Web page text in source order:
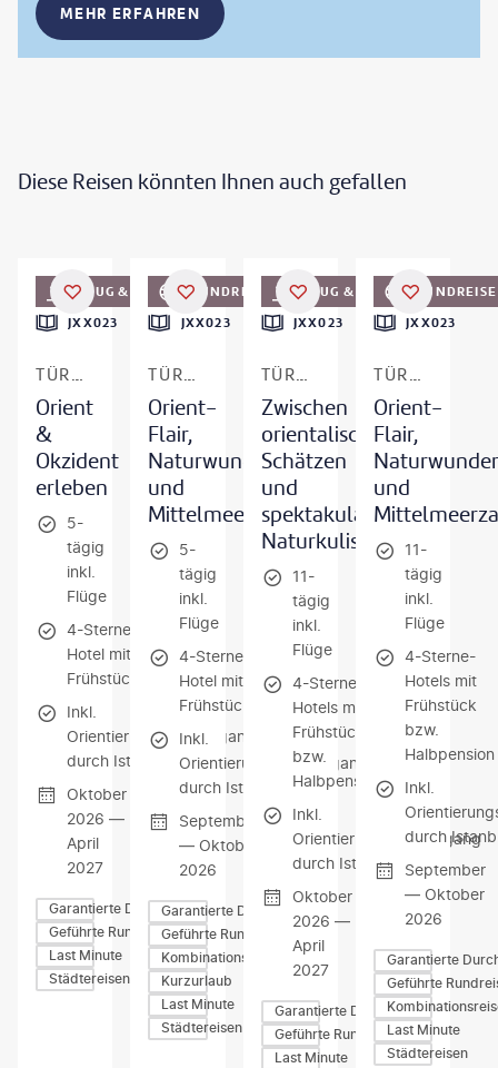
MEHR ERFAHREN
Diese Reisen könnten Ihnen auch gefallen
FLUG & HOTEL
JXX023
TÜRKEI - ISTANBUL
Orient
&
Okzident
erleben
5-
tägig
inkl.
Flüge
4-Sterne-
Hotel mit
Frühstück
Inkl.
Orientierungsspaziergang
durch Istanbul
Oktober
2026 —
April
2027
Garantierte Durchführung
Geführte Rundreisen
Last Minute
Städtereisen
RUNDREISE
JXX023
TÜRKEI - ISTANBUL
Orient-
Flair,
Naturwunder
und
Mittelmeerzauber
5-
tägig
inkl.
Flüge
4-Sterne-
Hotel mit
Frühstück
Inkl.
Orientierungsspaziergang
durch Istanbul
September
— Oktober
2026
Garantierte Durchführung
Geführte Rundreisen
Kombinationsreisen
Kurzurlaub
Last Minute
Städtereisen
FLUG & HOTEL
JXX023
TÜRKEI - ISTANBUL, KAPPADOKIEN & TÜRKISCHE RIVIERA
Zwischen
orientalischen
Schätzen
und
spektakulären
Naturkulissen
11-
tägig
inkl.
Flüge
4-Sterne-
Hotels mit
Frühstück
bzw.
Halbpension
Inkl.
Orientierungsspaziergang
durch Istanbul
Oktober
2026 —
April
2027
Garantierte Durchführung
Geführte Rundreisen
Last Minute
RUNDREISE
JXX023
TÜRKEI - ISTANBUL & KAPPADOKIEN
Orient-
Flair,
Naturwunder
und
11-
tägig
inkl.
Flüge
4-Sterne-
Hotels mit
Frühstück
bzw.
Halbpension
Inkl.
durch
September
— Oktober
2026
Garantierte
Geführte
Last Minute
Städtereisen